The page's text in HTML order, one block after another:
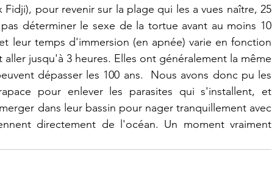
pour revenir sur la plage qui les a vues naître, 25
déterminer le sexe de la tortue avant au moins 10
leur temps d'immersion (en apnée) varie en fonction
jusqu'à 3 heures. Elles ont généralement la même
dépasser les 100 ans.  Nous avons donc pu les
pour enlever les parasites qui s'installent, et
dans leur bassin pour nager tranquillement avec
directement de l'océan. Un moment vraiment